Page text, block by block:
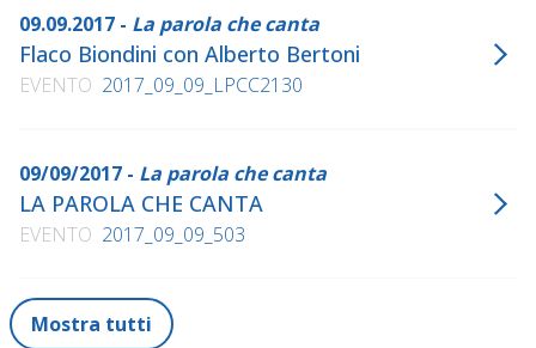
09.09.2017 - La parola che canta
Flaco Biondini con Alberto Bertoni
EVENTO 2017_09_09_LPCC2130
09/09/2017 - La parola che canta
LA PAROLA CHE CANTA
EVENTO 2017_09_09_503
Mostra tutti